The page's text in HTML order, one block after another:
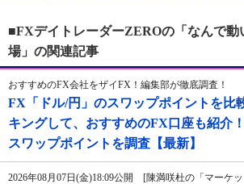
■FXデイトレーダーZEROの「なんで動
場」の関連記事
おすすめのFX会社をザイFX！編集部が徹底調査！
FX「ドル/円」のスワップポイントを比
キングして、おすすめのFX口座も紹介
スワップポイントを調査【最新】
2026年08月07日(金)18:09公開 [陳満咲杜の「マーケ